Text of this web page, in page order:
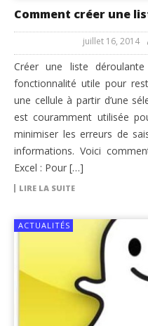
Comment créer une
juillet 16, 2014
Créer une liste
fonctionnalité utile pour
une cellule à partir d’une
est couramment utilisée
minimiser les erreurs de
informations. Voici
Excel : Pour […]
LIRE LA SUITE
ACTUALITÉS